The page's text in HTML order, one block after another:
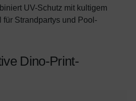
UV-Schutz mit kultigem
Strandpartys und Pool-
Dino-Print-